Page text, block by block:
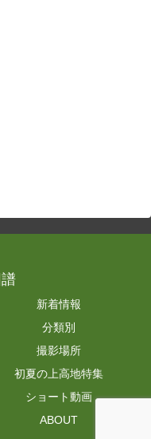
新着情報
分類別
撮影場所
初夏の上高地特集
ショート動画
ABOUT